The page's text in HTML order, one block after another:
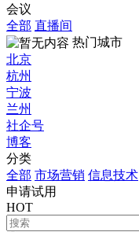
会议
全部 直播间
热门城市
北京
杭州
宁波
兰州
社企号
博客
分类
全部 市场营销 信息技术
申请试用
HOT